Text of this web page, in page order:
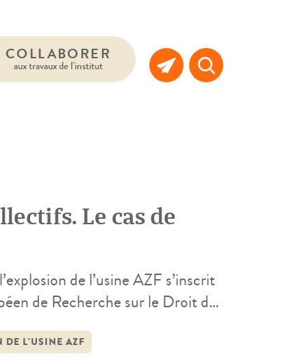
COLLABORER
aux travaux de l’institut
Le cas de
de l’usine AZF s’inscrit
de Recherche sur le Droit des
de prise en […]
DE L'USINE AZF